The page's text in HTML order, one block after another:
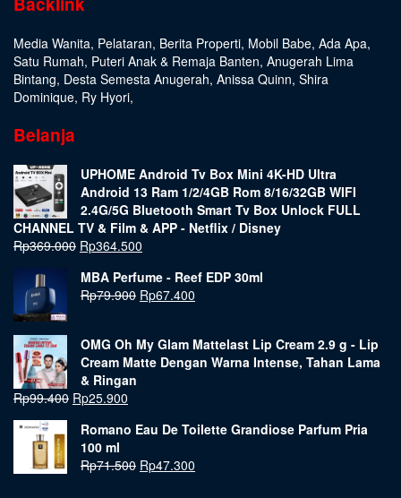
Media Wanita, Pelataran, Berita Properti, Mobil Babe, Ada Apa,
Satu Rumah, Puteri Anak & Remaja Banten, Anugerah Lima
Bintang, Desta Semesta Anugerah, Anissa Quinn, Shira
Dominique, Ry Hyori,
Belanja
UPHOME Android Tv Box Mini 4K-HD Ultra
Android 13 Ram 1/2/4GB Rom 8/16/32GB WIFI
2.4G/5G Bluetooth Smart Tv Box Unlock FULL
CHANNEL TV & Film & APP - Netflix / Disney
Rp369.000 Rp364.500
MBA Perfume - Reef EDP 30ml
Rp79.900 Rp67.400
OMG Oh My Glam Mattelast Lip Cream 2.9 g - Lip
Cream Matte Dengan Warna Intense, Tahan Lama
& Ringan
Rp99.400 Rp25.900
Romano Eau De Toilette Grandiose Parfum Pria
100 ml
Rp71.500 Rp47.300